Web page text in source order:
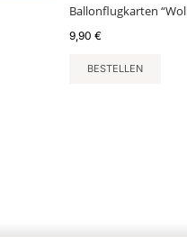
Ballonflugkarten
9,90 €
BESTELLEN